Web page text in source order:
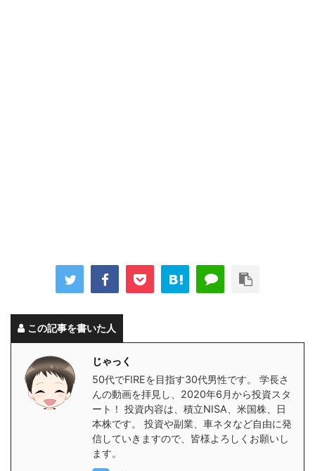
この記事を書いた人
じゃっく
50代でFIREを目指す30代男性です。 学長さ
んの動画を拝見し、2020年6月から投資スタ
ート！ 投資内容は、積立NISA、米国株、日
本株です。 投資や副業、車ネタなど自由に発
信していきますので、皆様よろしくお願いし
ます。